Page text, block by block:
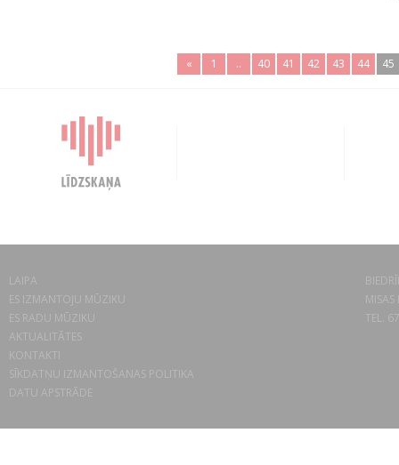
« 1 .. 40 41 42 43 44 45
LAIPA
ES IZMANTOJU MŪZIKU
ES RADU MŪZIKU
AKTUALITĀTES
KONTAKTI
SĪKDATŅU IZMANTOŠANAS POLITIKA
DATU APSTRĀDE
TEL.